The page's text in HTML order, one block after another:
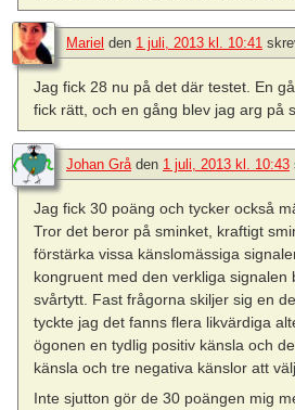
Mariel den 1 juli, 2013 kl. 10:41
Jag fick 28 nu på det där testet. En
fick rätt, och en gång blev jag arg på
Johan Grå den 1 juli, 2013 kl. 10:43
Jag fick 30 poäng och tycker också
Tror det beror på sminket, kraftigt
förstärka vissa känslomässiga
kongruent med den verkliga signalen
svårtytt. Fast frågorna skiljer sig en
tyckte jag det fanns flera likvärdiga
ögonen en tydlig positiv känsla och
känsla och tre negativa känslor att
Inte sjutton gör de 30 poängen mig